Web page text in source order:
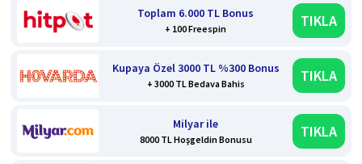
Toplam 6.000 TL Bonus
+ 100 Freespin TIKLA
Kupaya Özel 3000 TL %300 Bonus
+ 3000 TL Bedava Bahis TIKLA
Milyar ile
8000 TL Hoşgeldin Bonusu TIKLA